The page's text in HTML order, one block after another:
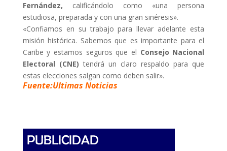
Fernández, calificándolo como «una persona
estudiosa, preparada y con una gran sinéresis».
«Confiamos en su trabajo para llevar adelante esta
misión histórica. Sabemos que es importante para el
Caribe y estamos seguros que el Consejo Nacional
Electoral (CNE) tendrá un claro respaldo para que
estas elecciones salgan como deben salir».
Fuente:Ultimas Noticias